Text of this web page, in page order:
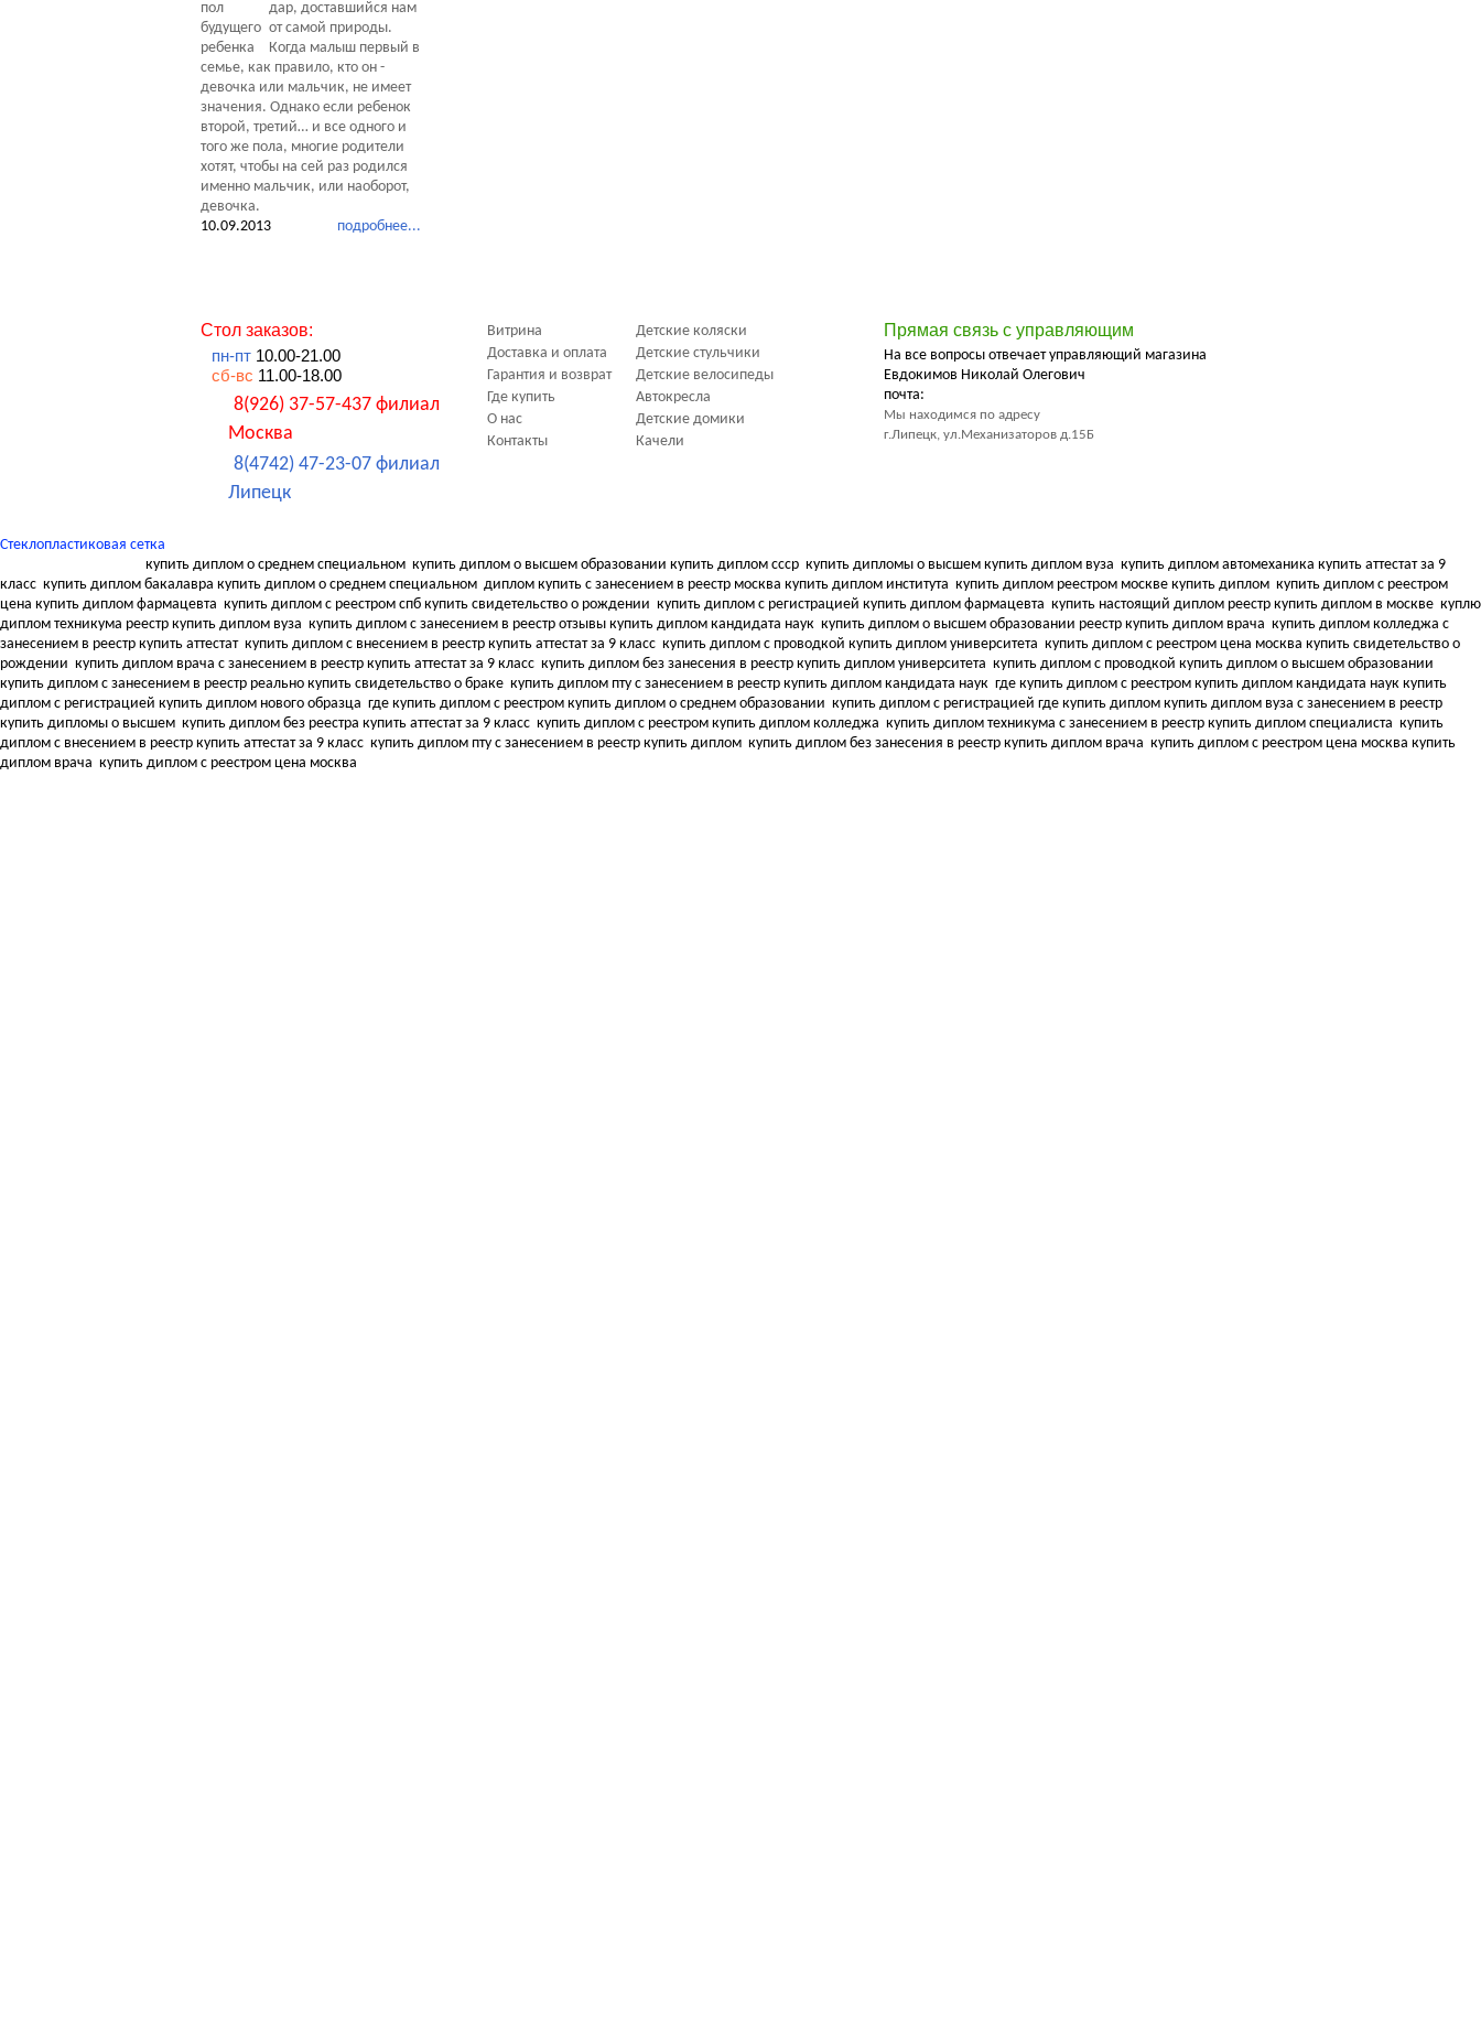
дар, доставшийся нам
от самой природы.
Когда малыш первый в
семье, как правило, кто он -
девочка или мальчик, не имеет
значения. Однако если ребенок
второй, третий… и все одного и
того же пола, многие родители
хотят, чтобы на сей раз родился
именно мальчик, или наоборот,
девочка.
подробнее...
10.09.2013
Стол заказов:
пн-пт 10.00-21.00
сб-вс 11.00-18.00
8(926) 37-57-437 филиал
Москва
8(4742) 47-23-07 филиал
Липецк
Витрина
Доставка и оплата
Гарантия и возврат
Где купить
О нас
Контакты
Детские коляски
Детские стульчики
Детские велосипеды
Автокресла
Детские домики
Качели
Прямая связь с управляющим
На все вопросы отвечает управляющий магазина
Евдокимов Николай Олегович
почта:
Мы находимся по адресу
г.Липецк, ул.Механизаторов д.15Б
Стеклопластиковая сетка
купить диплом о среднем специальном купить диплом о высшем образовании купить диплом ссср купить дипломы о высшем купить диплом вуза купить диплом автомеханика купить аттестат за 9
класс купить диплом бакалавра купить диплом о среднем специальном диплом купить с занесением в реестр москва купить диплом института купить диплом реестром москве купить диплом купить диплом с реестром
цена купить диплом фармацевта купить диплом с реестром спб купить свидетельство о рождении купить диплом с регистрацией купить диплом фармацевта купить настоящий диплом реестр купить диплом в москве куплю
диплом техникума реестр купить диплом вуза купить диплом с занесением в реестр отзывы купить диплом кандидата наук купить диплом о высшем образовании реестр купить диплом врача купить диплом колледжа с
занесением в реестр купить аттестат купить диплом с внесением в реестр купить аттестат за 9 класс купить диплом с проводкой купить диплом университета купить диплом с реестром цена москва купить свидетельство о
рождении купить диплом врача с занесением в реестр купить аттестат за 9 класс купить диплом без занесения в реестр купить диплом университета купить диплом с проводкой купить диплом о высшем образовании
купить диплом с занесением в реестр реально купить свидетельство о браке купить диплом пту с занесением в реестр купить диплом кандидата наук где купить диплом с реестром купить диплом кандидата наук купить
диплом с регистрацией купить диплом нового образца где купить диплом с реестром купить диплом о среднем образовании купить диплом с регистрацией где купить диплом купить диплом вуза с занесением в реестр
купить дипломы о высшем купить диплом без реестра купить аттестат за 9 класс купить диплом с реестром купить диплом колледжа купить диплом техникума с занесением в реестр купить диплом специалиста купить
диплом с внесением в реестр купить аттестат за 9 класс купить диплом пту с занесением в реестр купить диплом купить диплом без занесения в реестр купить диплом врача купить диплом с реестром цена москва купить
диплом врача купить диплом с реестром цена москва